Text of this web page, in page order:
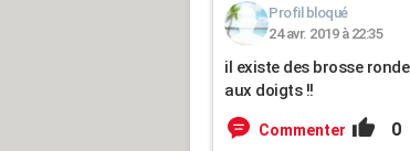
Profil bloqué
24 avr. 2019 à 22:35
il existe des brosse
aux doigts !!
Commenter 0